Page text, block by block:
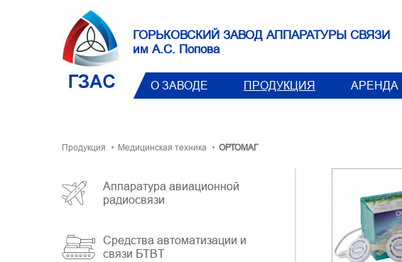
ГОРЬКОВСКИЙ ЗАВОД АППАРАТУРЫ СВЯЗИ
им А.С. Попова
О ЗАВОДЕ ПРОДУКЦИЯ АРЕНДА
Продукция Медицинская техника ОРТОМАГ
Аппаратура авиационной
радиосвязи
Средства автоматизации и
связи БТВT